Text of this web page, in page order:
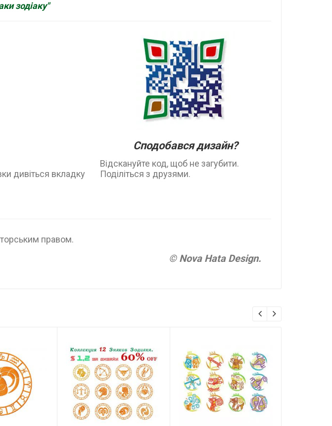
зодіаку"
дивіться вкладку
Сподобався дизайн?
Відскануйте код, щоб не загубити.
Поділіться з друзями.
правом.
© Nova Hata Design.